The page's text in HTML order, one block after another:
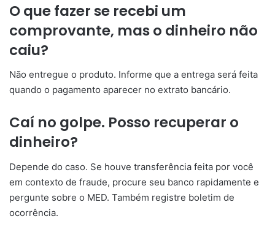
O que fazer se recebi um
comprovante, mas o dinheiro não
caiu?
Não entregue o produto. Informe que a entrega será feita
quando o pagamento aparecer no extrato bancário.
Caí no golpe. Posso recuperar o
dinheiro?
Depende do caso. Se houve transferência feita por você
em contexto de fraude, procure seu banco rapidamente e
pergunte sobre o MED. Também registre boletim de
ocorrência.